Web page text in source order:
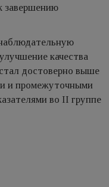
завершению
качества
достоверно выше
и промежуточными
во II группе